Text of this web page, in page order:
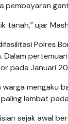
pembayaran
tanah,” ujar
Polres
Dalam
pada Januari
warga mengaku
lambat
sejak awal